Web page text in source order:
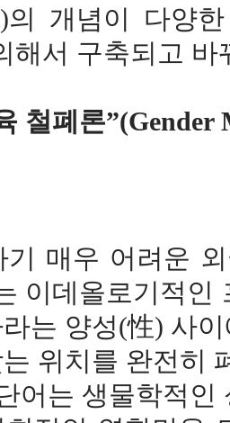
의 개념이 다
해서 구축되고
철폐론”(Gender
매우 어려운 외
이데올로기적
는 양성(性) 사
위치를 완전히
단어는 생물학적